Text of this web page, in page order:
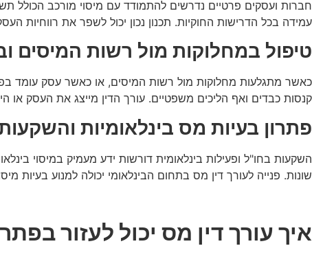
חברות ועסקים פרטיים נדרשים להתמודד עם מיסוי מורכב
עמידה בכל הדרישות החוקיות. תכנון נכון יכול לשפר את רווחיות
טיפול במחלוקות מול רשות המיסים
כאשר מתגלעות מחלוקות מול רשות המיסים, או כאשר עסק עומד
קנסות כבדים ואף הליכים משפטיים. עורך הדין מייצג את העסק
פתרון בעיות מס בינלאומיות
השקעות בחו"ל ופעילות בינלאומית דורשות ידע מעמיק במיסוי
שונות. פנייה לעורך דין מס בתחום הבינלאומי יכולה למנוע בעיות
איך עורך דין מס יכול לעזור